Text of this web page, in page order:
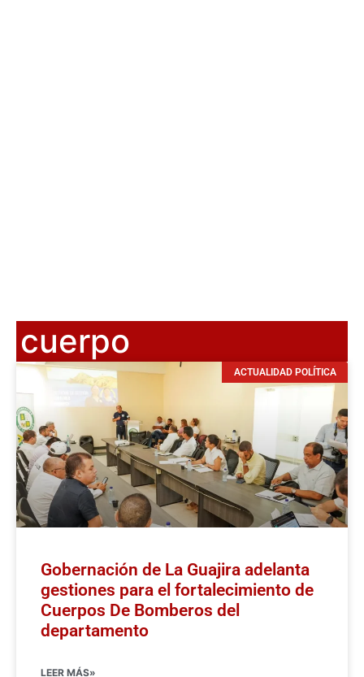
cuerpo
ACTUALIDAD POLÍTICA
Gobernación de La Guajira adelanta
gestiones para el fortalecimiento de
Cuerpos De Bomberos del
departamento
LEER MÁS»